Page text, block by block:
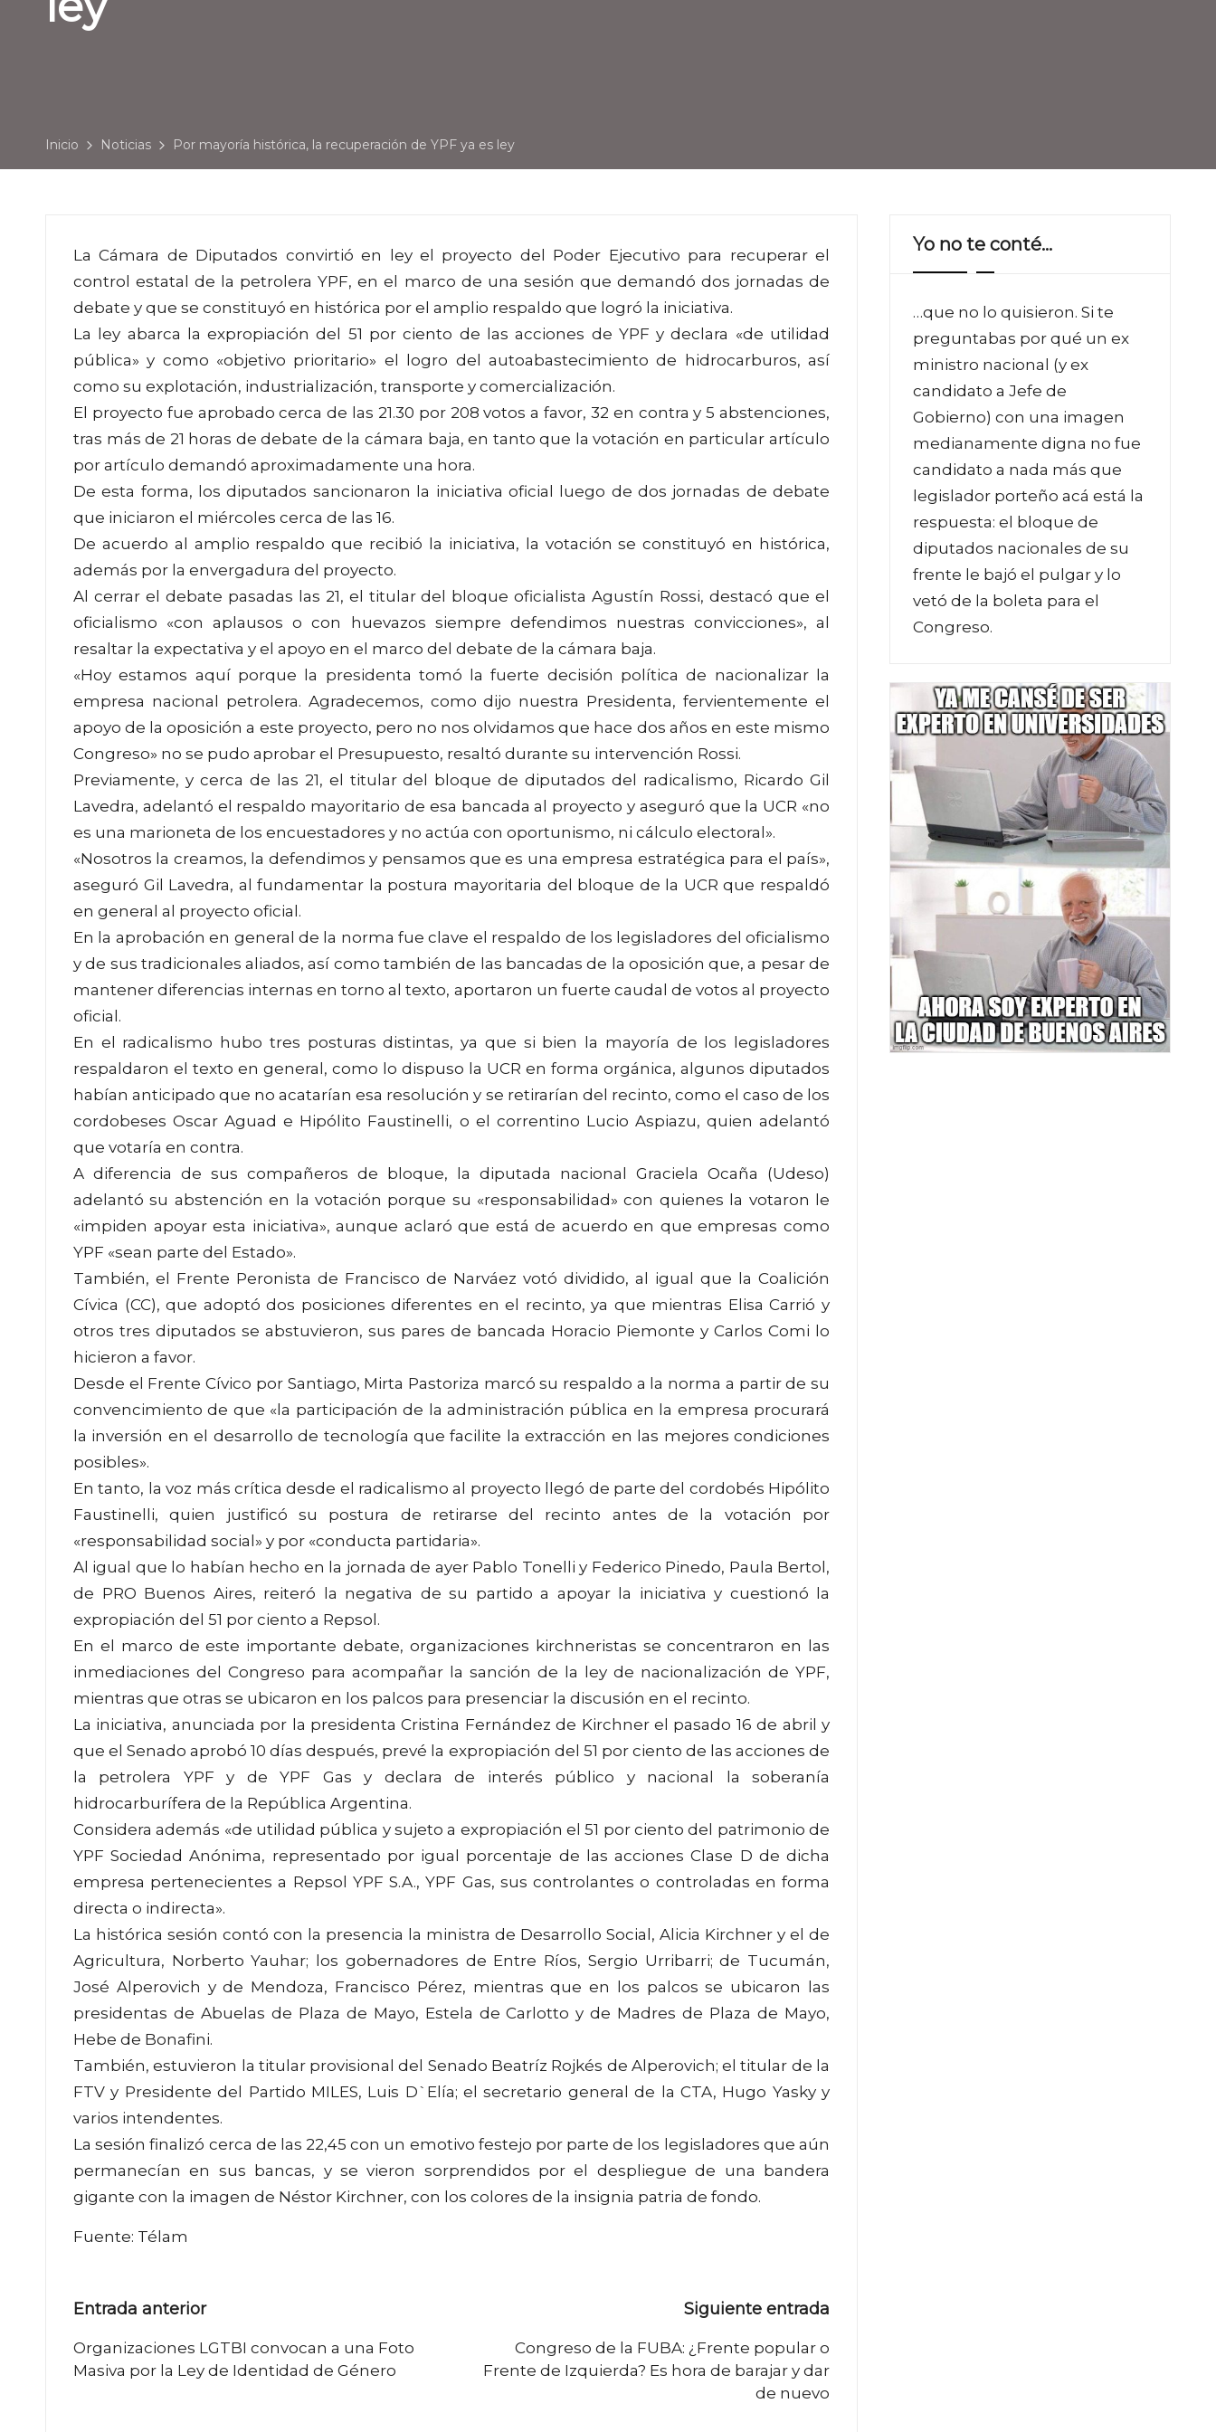
Inicio Noticias Por mayoría histórica, la recuperación de YPF ya es ley
La Cámara de Diputados convirtió en ley el proyecto del Poder Ejecutivo para recuperar el
control estatal de la petrolera YPF, en el marco de una sesión que demandó dos jornadas de
debate y que se constituyó en histórica por el amplio respaldo que logró la iniciativa.
La ley abarca la expropiación del 51 por ciento de las acciones de YPF y declara «de utilidad
pública» y como «objetivo prioritario» el logro del autoabastecimiento de hidrocarburos, así
como su explotación, industrialización, transporte y comercialización.
El proyecto fue aprobado cerca de las 21.30 por 208 votos a favor, 32 en contra y 5 abstenciones,
tras más de 21 horas de debate de la cámara baja, en tanto que la votación en particular artículo
por artículo demandó aproximadamente una hora.
De esta forma, los diputados sancionaron la iniciativa oficial luego de dos jornadas de debate
que iniciaron el miércoles cerca de las 16.
De acuerdo al amplio respaldo que recibió la iniciativa, la votación se constituyó en histórica,
además por la envergadura del proyecto.
Al cerrar el debate pasadas las 21, el titular del bloque oficialista Agustín Rossi, destacó que el
oficialismo «con aplausos o con huevazos siempre defendimos nuestras convicciones», al
resaltar la expectativa y el apoyo en el marco del debate de la cámara baja.
«Hoy estamos aquí porque la presidenta tomó la fuerte decisión política de nacionalizar la
empresa nacional petrolera. Agradecemos, como dijo nuestra Presidenta, fervientemente el
apoyo de la oposición a este proyecto, pero no nos olvidamos que hace dos años en este mismo
Congreso» no se pudo aprobar el Presupuesto, resaltó durante su intervención Rossi.
Previamente, y cerca de las 21, el titular del bloque de diputados del radicalismo, Ricardo Gil
Lavedra, adelantó el respaldo mayoritario de esa bancada al proyecto y aseguró que la UCR «no
es una marioneta de los encuestadores y no actúa con oportunismo, ni cálculo electoral».
«Nosotros la creamos, la defendimos y pensamos que es una empresa estratégica para el país»,
aseguró Gil Lavedra, al fundamentar la postura mayoritaria del bloque de la UCR que respaldó
en general al proyecto oficial.
En la aprobación en general de la norma fue clave el respaldo de los legisladores del oficialismo
y de sus tradicionales aliados, así como también de las bancadas de la oposición que, a pesar de
mantener diferencias internas en torno al texto, aportaron un fuerte caudal de votos al proyecto
oficial.
En el radicalismo hubo tres posturas distintas, ya que si bien la mayoría de los legisladores
respaldaron el texto en general, como lo dispuso la UCR en forma orgánica, algunos diputados
habían anticipado que no acatarían esa resolución y se retirarían del recinto, como el caso de los
cordobeses Oscar Aguad e Hipólito Faustinelli, o el correntino Lucio Aspiazu, quien adelantó
que votaría en contra.
A diferencia de sus compañeros de bloque, la diputada nacional Graciela Ocaña (Udeso)
adelantó su abstención en la votación porque su «responsabilidad» con quienes la votaron le
«impiden apoyar esta iniciativa», aunque aclaró que está de acuerdo en que empresas como
YPF «sean parte del Estado».
También, el Frente Peronista de Francisco de Narváez votó dividido, al igual que la Coalición
Cívica (CC), que adoptó dos posiciones diferentes en el recinto, ya que mientras Elisa Carrió y
otros tres diputados se abstuvieron, sus pares de bancada Horacio Piemonte y Carlos Comi lo
hicieron a favor.
Desde el Frente Cívico por Santiago, Mirta Pastoriza marcó su respaldo a la norma a partir de su
convencimiento de que «la participación de la administración pública en la empresa procurará
la inversión en el desarrollo de tecnología que facilite la extracción en las mejores condiciones
posibles».
En tanto, la voz más crítica desde el radicalismo al proyecto llegó de parte del cordobés Hipólito
Faustinelli, quien justificó su postura de retirarse del recinto antes de la votación por
«responsabilidad social» y por «conducta partidaria».
Al igual que lo habían hecho en la jornada de ayer Pablo Tonelli y Federico Pinedo, Paula Bertol,
de PRO Buenos Aires, reiteró la negativa de su partido a apoyar la iniciativa y cuestionó la
expropiación del 51 por ciento a Repsol.
En el marco de este importante debate, organizaciones kirchneristas se concentraron en las
inmediaciones del Congreso para acompañar la sanción de la ley de nacionalización de YPF,
mientras que otras se ubicaron en los palcos para presenciar la discusión en el recinto.
La iniciativa, anunciada por la presidenta Cristina Fernández de Kirchner el pasado 16 de abril y
que el Senado aprobó 10 días después, prevé la expropiación del 51 por ciento de las acciones de
la petrolera YPF y de YPF Gas y declara de interés público y nacional la soberanía
hidrocarburífera de la República Argentina.
Considera además «de utilidad pública y sujeto a expropiación el 51 por ciento del patrimonio de
YPF Sociedad Anónima, representado por igual porcentaje de las acciones Clase D de dicha
empresa pertenecientes a Repsol YPF S.A., YPF Gas, sus controlantes o controladas en forma
directa o indirecta».
La histórica sesión contó con la presencia la ministra de Desarrollo Social, Alicia Kirchner y el de
Agricultura, Norberto Yauhar; los gobernadores de Entre Ríos, Sergio Urribarri; de Tucumán,
José Alperovich y de Mendoza, Francisco Pérez, mientras que en los palcos se ubicaron las
presidentas de Abuelas de Plaza de Mayo, Estela de Carlotto y de Madres de Plaza de Mayo,
Hebe de Bonafini.
También, estuvieron la titular provisional del Senado Beatríz Rojkés de Alperovich; el titular de la
FTV y Presidente del Partido MILES, Luis D`Elía; el secretario general de la CTA, Hugo Yasky y
varios intendentes.
La sesión finalizó cerca de las 22,45 con un emotivo festejo por parte de los legisladores que aún
permanecían en sus bancas, y se vieron sorprendidos por el despliegue de una bandera
gigante con la imagen de Néstor Kirchner, con los colores de la insignia patria de fondo.
Fuente: Télam
Navegación
de
entradas
Entrada anterior
Organizaciones LGTBI convocan a una Foto
Masiva por la Ley de Identidad de Género
Siguiente entrada
Congreso de la FUBA: ¿Frente popular o
Frente de Izquierda? Es hora de barajar y dar
de nuevo
Yo no te conté…
…que no lo quisieron. Si te
preguntabas por qué un ex
ministro nacional (y ex
candidato a Jefe de
Gobierno) con una imagen
medianamente digna no fue
candidato a nada más que
legislador porteño acá está la
respuesta: el bloque de
diputados nacionales de su
frente le bajó el pulgar y lo
vetó de la boleta para el
Congreso.